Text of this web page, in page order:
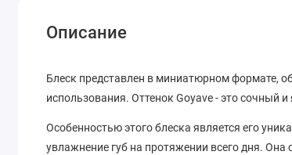
Описание
Блеск представлен в миниатюрном формате,
использования. Оттенок Goyave - это сочный
Особенностью этого блеска является его
увлажнение губ на протяжении всего дня.